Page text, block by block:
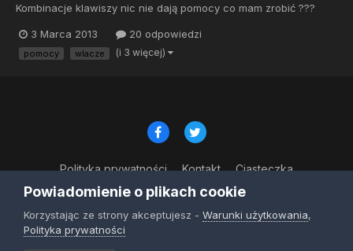
Kombinacje klawiszy nic nie dają pomocy co mam zrobić ???
3 Marca 2013
20 odpowiedzi
pomocy wlacze (i 3 więcej)
Polityka prywatności Kontakt Ciasteczka
© Copyright 2023
Powered by Invision Community
Powiadomienie o plikach cookie
Korzystając ze strony akceptujesz - Warunki użytkowania,
Polityka prywatności